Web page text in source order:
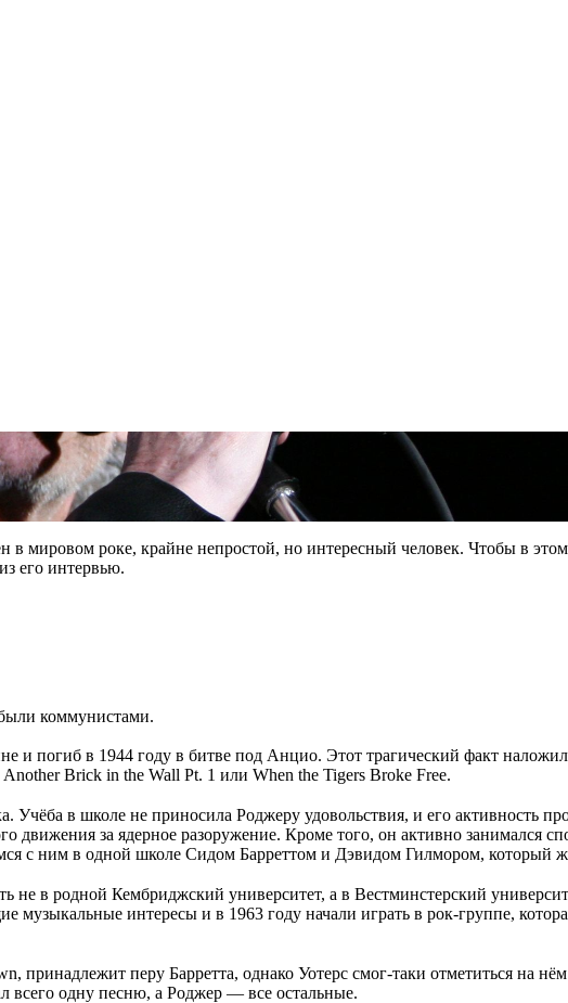
мировом роке, крайне непростой, но интересный человек. Чтобы в
его интервью.
коммунистами.
погиб в 1944 году в битве под Анцио. Этот трагический факт
Brick in the Wall Pt. 1 или When the Tigers Broke Free.
Учёба в школе не приносила Роджеру удовольствия, и его активность
движения за ядерное разоружение. Кроме того, он активно занимался
с ним в одной школе Сидом Барреттом и Дэвидом Гилмором, который
не в родной Кембриджский университет, а в Вестминстерский
интересы и в 1963 году начали играть в рок-группе,
принадлежит перу Барретта, однако Уотерс смог-таки отметиться на
всего одну песню, а Роджер — все остальные.